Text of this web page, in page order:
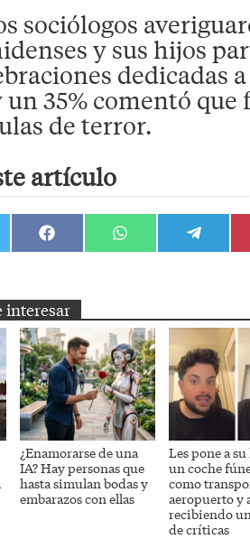
sociólogos
y sus hijos
dedicadas
35% comentó que
de terror.
artículo
Compartir
en
Compartir
en
Compartir
en
interesar
¿Enamorarse de una
IA? Hay personas que
hasta simulan bodas y
embarazos con ellas
Les pone a
un coche
como
aeropuerto y
recibiendo
de críticas